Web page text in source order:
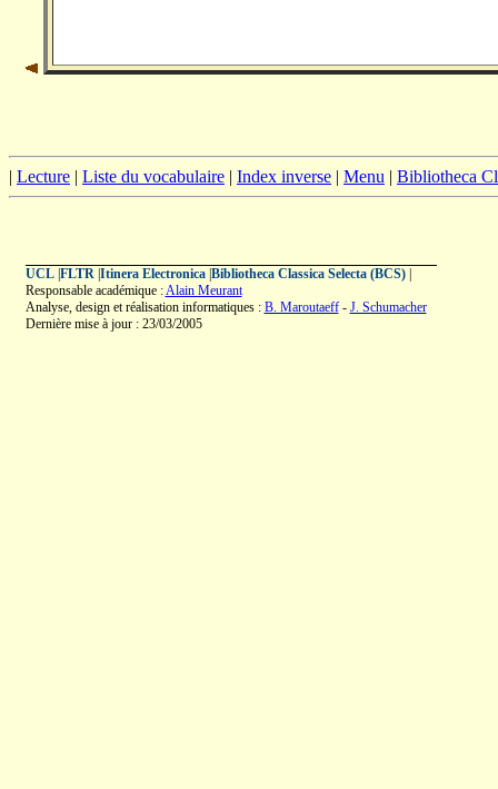
| Lecture | Liste du vocabulaire | Index inverse | Menu | Bibliotheca
UCL| FLTR| Itinera Electronica| Bibliotheca Classica Selecta (BCS)|
Responsable académique :Alain Meurant
Analyse, design et réalisation informatiques : B. Maroutaeff- J. Schumacher
Dernière mise à jour : 23/03/2005